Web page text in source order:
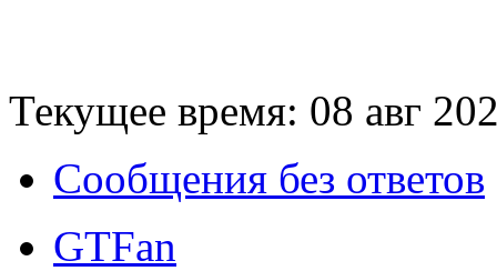
Текущее время: 08 авг
Сообщения без ответов
GTFan